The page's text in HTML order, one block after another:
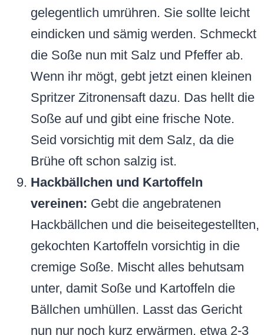
gelegentlich umrühren. Sie sollte leicht
eindicken und sämig werden. Schmeckt
die Soße nun mit Salz und Pfeffer ab.
Wenn ihr mögt, gebt jetzt einen kleinen
Spritzer Zitronensaft dazu. Das hellt die
Soße auf und gibt eine frische Note.
Seid vorsichtig mit dem Salz, da die
Brühe oft schon salzig ist.
Hackbällchen und Kartoffeln
vereinen: Gebt die angebratenen
Hackbällchen und die beiseitegestellten,
gekochten Kartoffeln vorsichtig in die
cremige Soße. Mischt alles behutsam
unter, damit Soße und Kartoffeln die
Bällchen umhüllen. Lasst das Gericht
nun nur noch kurz erwärmen, etwa 2-3